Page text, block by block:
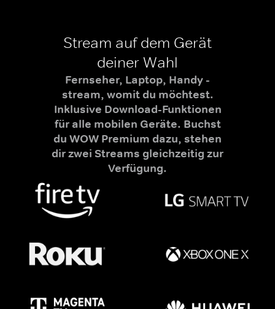
Stream auf dem Gerät
deiner Wahl
Fernseher, Laptop, Handy -
stream, womit du möchtest.
Inklusive Download-Funktionen
für alle mobilen Geräte. Buchst
du WOW Premium dazu, stehen
dir zwei Streams gleichzeitig zur
Verfügung.